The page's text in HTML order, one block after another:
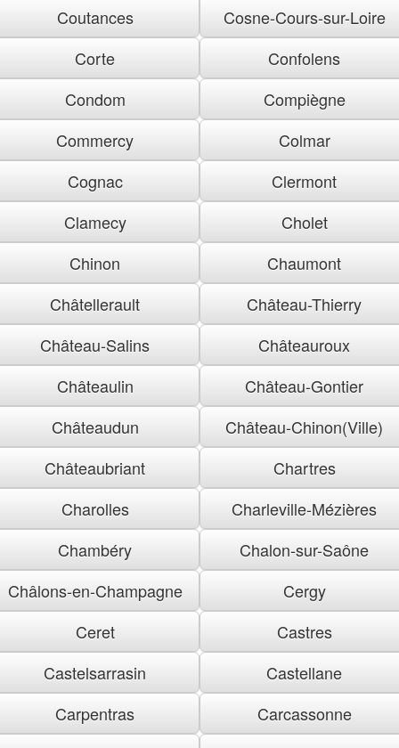
Coutances
Cosne-Cours-sur-Loire
Corte
Confolens
Condom
Compiègne
Commercy
Colmar
Cognac
Clermont
Clamecy
Cholet
Chinon
Chaumont
Châtellerault
Château-Thierry
Château-Salins
Châteauroux
Châteaulin
Château-Gontier
Châteaudun
Château-Chinon(Ville)
Châteaubriant
Chartres
Charolles
Charleville-Mézières
Chambéry
Chalon-sur-Saône
Châlons-en-Champagne
Cergy
Ceret
Castres
Castelsarrasin
Castellane
Carpentras
Carcassonne